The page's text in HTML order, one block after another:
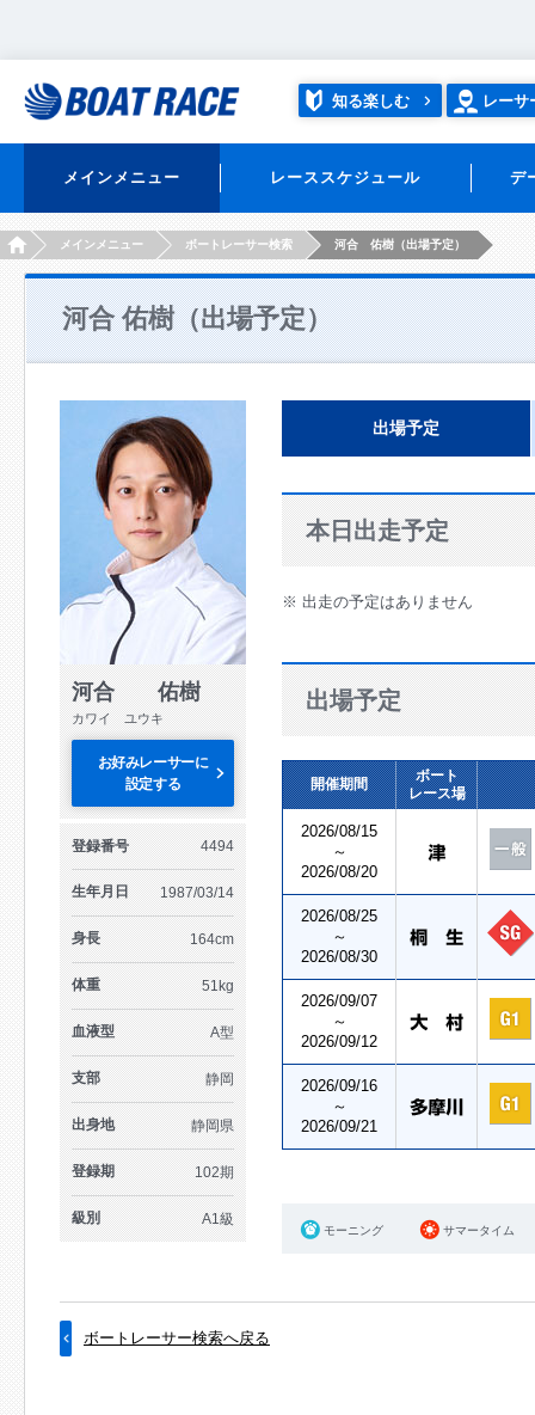
知る楽しむ レーサ
メインメニュー レーススケジュール デ
HOMEメインメニュー ボートレーサー検索 河合 佑樹（出場予定）
河合 佑樹（出場予定）
河合 佑樹
カワイ ユウキ
お好みレーサーに
設定する
登録番号 4494
生年月日 1987/03/14
身長 164cm
体重 51kg
血液型 A型
支部 静岡
出身地 静岡県
登録期 102期
級別 A1級
出場予定
本日出走予定
※ 出走の予定はありません
出場予定
開催期間
ボート
レース場
2026/08/15
～
2026/08/20
2026/08/25
～
2026/08/30
2026/09/07
～
2026/09/12
2026/09/16
～
2026/09/21
モーニング サマータイム
ボートレーサー検索へ戻る